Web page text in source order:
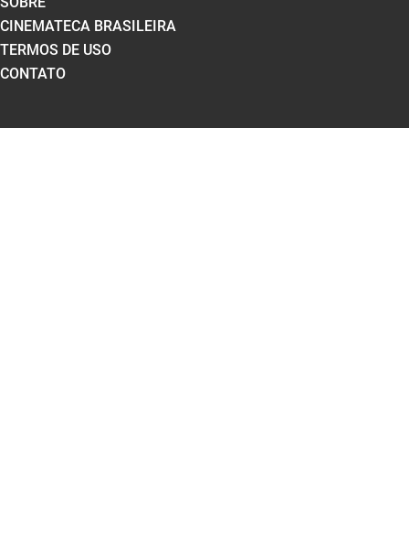
CINEMATECA BRASILEIRA
TERMOS DE USO
CONTATO